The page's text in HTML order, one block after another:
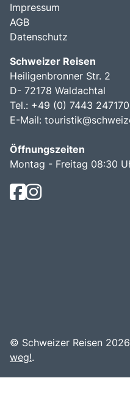
Impressum
AGB
Datenschutz
Schweizer Reisen
Heiligenbronner Str. 2
D- 72178 Waldachtal
Tel.: +49 (0) 7443 247170
E-Mail:
Öffnungszeiten
Montag - Freitag 08:30
© Schweizer Reisen
weg!.